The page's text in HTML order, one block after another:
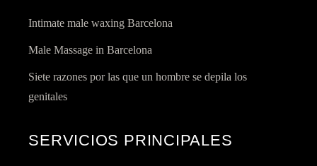
Intimate male waxing Barcelona
Male Massage in Barcelona
Siete razones por las que un hombre se depila los
genitales
SERVICIOS PRINCIPALES